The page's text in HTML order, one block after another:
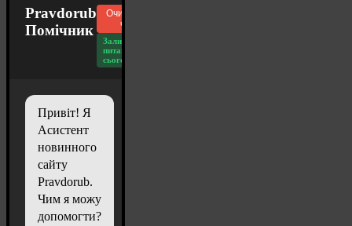
Pravdorub
Помічник
Очистити
чат
Залишилось
питань
сьогодні: 20
Привіт! Я
Асистент
новинного
сайту
Pravdorub.
Чим я можу
допомогти?